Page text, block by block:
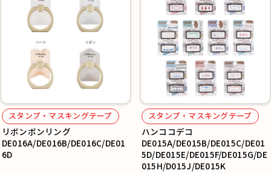
スタンプ・マスキングテープ
リボンボンリング
DE016A/DE016B/DE016C/DE01
6D
スタンプ・マスキングテープ
ハンココデコ
DE015A/DE015B/DE015C/DE01
5D/DE015E/DE015F/DE015G/DE
015H/D015J/DE015K